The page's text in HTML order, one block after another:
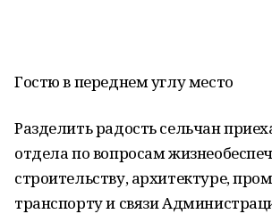
Гостю в переднем углу место
Разделить радость сельчан
отдела по вопросам
строительству, архитектуре,
транспорту и связи